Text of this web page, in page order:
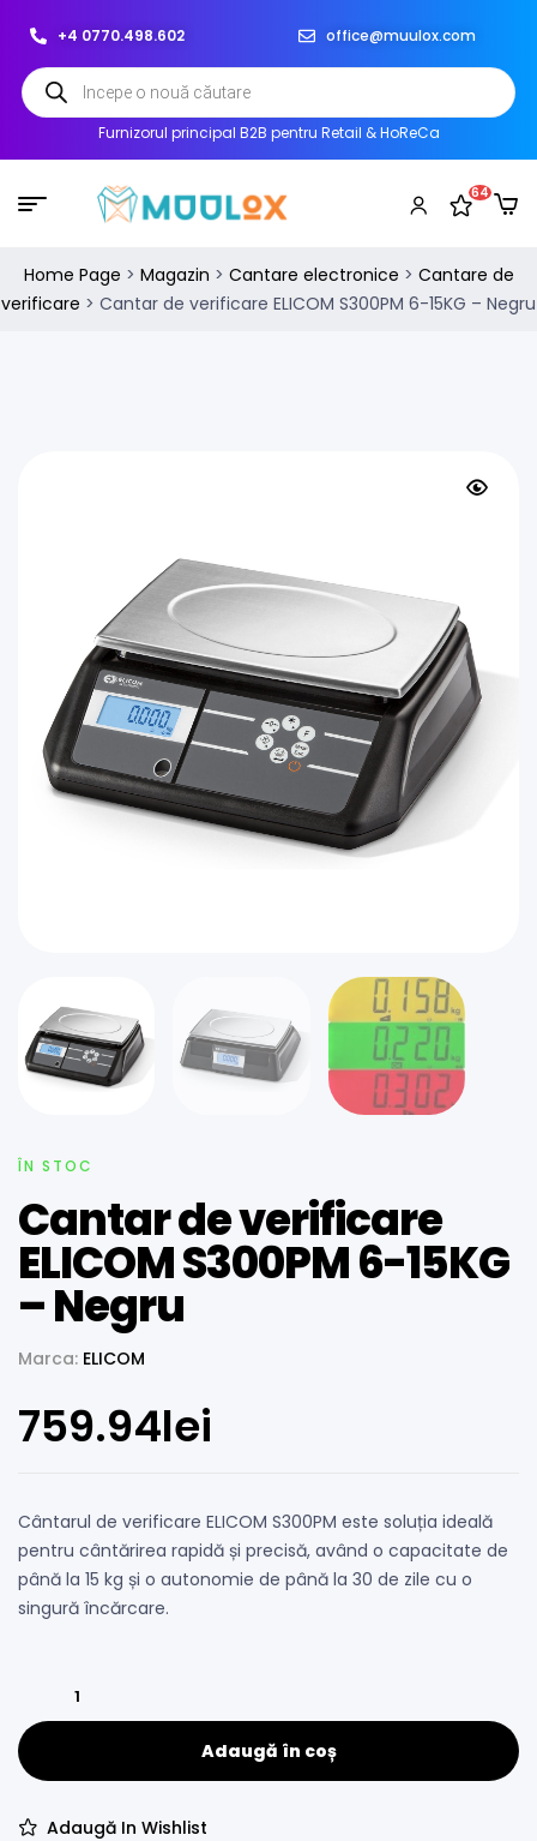
+4 0770.498.602 office@muulox.com
Furnizorul principal B2B pentru Retail & HoReCa
64
Home Page > Magazin > Cantare electronice > Cantare de
verificare > Cantar de verificare ELICOM S300PM 6-15KG – Negru
ÎN STOC
Cantar de verificare
ELICOM S300PM 6-15KG
– Negru
Marca: ELICOM
759.94lei
Cântarul de verificare ELICOM S300PM este soluția ideală
pentru cântărirea rapidă și precisă, având o capacitate de
până la 15 kg și o autonomie de până la 30 de zile cu o
singură încărcare.
Adaugă în coș
Adaugă In Wishlist